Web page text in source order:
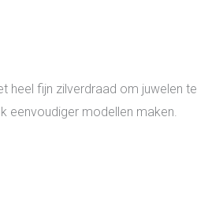
heel fijn zilverdraad om juwelen te
eenvoudiger modellen maken.